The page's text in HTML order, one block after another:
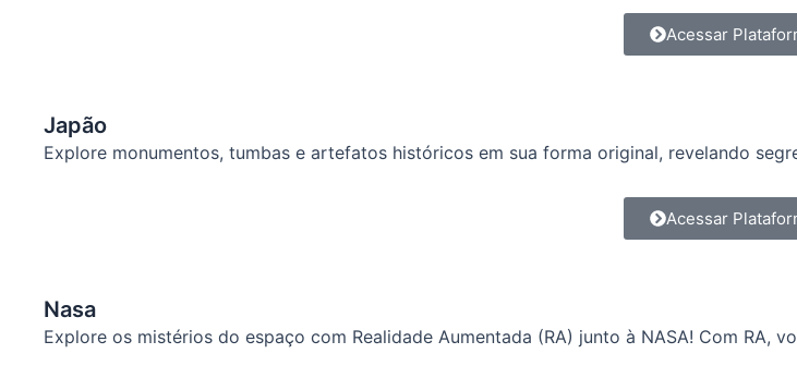
Acessar
Japão
Explore monumentos, tumbas e artefatos históricos em sua forma original, revelando
Acessar
Nasa
Explore os mistérios do espaço com Realidade Aumentada (RA) junto à NASA! Com RA,